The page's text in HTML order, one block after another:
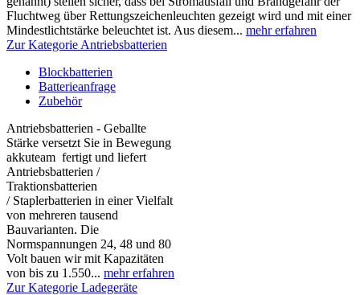
Fluchtweg über Rettungszeichenleuchten gezeigt wird und mit einer
Mindestlichtstärke beleuchtet ist. Aus diesem... mehr erfahren
Zur Kategorie Antriebsbatterien
Blockbatterien
Batterieanfrage
Zubehör
Antriebsbatterien - Geballte
Stärke versetzt Sie in Bewegung
akkuteam fertigt und liefert
Antriebsbatterien /
Traktionsbatterien
/ Staplerbatterien in einer Vielfalt
von mehreren tausend
Bauvarianten. Die
Normspannungen 24, 48 und 80
Volt bauen wir mit Kapazitäten
von bis zu 1.550... mehr erfahren
Zur Kategorie Ladegeräte